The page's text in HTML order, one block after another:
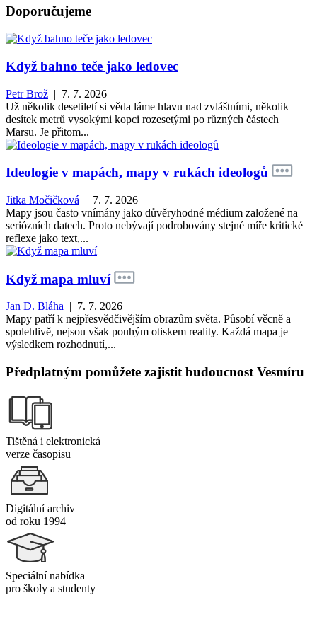
Doporučujeme
Když bahno teče jako ledovec
Petr Brož | 7. 7. 2026
Už několik desetiletí si věda láme hlavu nad zvláštními, několik
desítek metrů vysokými kopci rozesetými po různých částech
Marsu. Je přitom...
Ideologie v mapách, mapy v rukách ideologů
Jitka Močičková | 7. 7. 2026
Mapy jsou často vnímány jako důvěryhodné médium založené na
seriózních datech. Proto nebývají podrobovány stejné míře kritické
reflexe jako text,...
Když mapa mluví
Jan D. Bláha | 7. 7. 2026
Mapy patří k nejpřesvědčivějším obrazům světa. Působí věcně a
spolehlivě, nejsou však pouhým otiskem reality. Každá mapa je
výsledkem rozhodnutí,...
Předplatným pomůžete zajistit budoucnost Vesmíru
Tištěná i elektronická
verze časopisu
Digitální archiv
od roku 1994
Speciální nabídka
pro školy a studenty